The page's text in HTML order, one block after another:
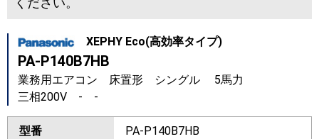
XEPHY Eco(高効率タイプ)
PA-P140B7HB
業務用エアコン 床置形 シングル 5馬力
三相200V - -
型番 PA-P140B7HB